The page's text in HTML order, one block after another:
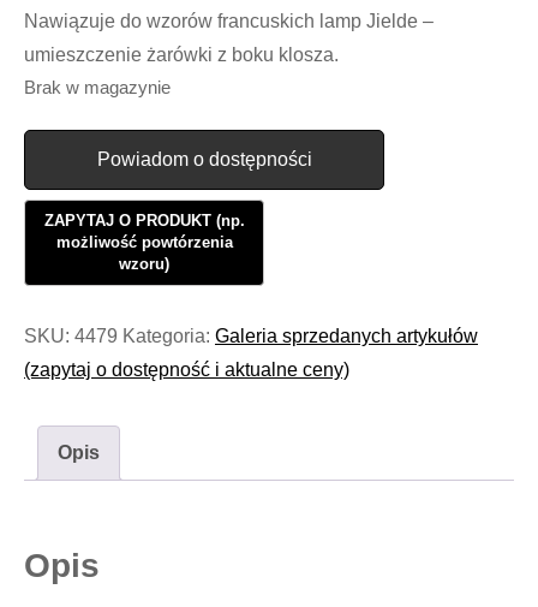
Nawiązuje do wzorów francuskich lamp Jielde –
umieszczenie żarówki z boku klosza.
Brak w magazynie
Powiadom o dostępności
SKU: 4479 Kategoria: Galeria sprzedanych artykułów
(zapytaj o dostępność i aktualne ceny)
Opis
Opis